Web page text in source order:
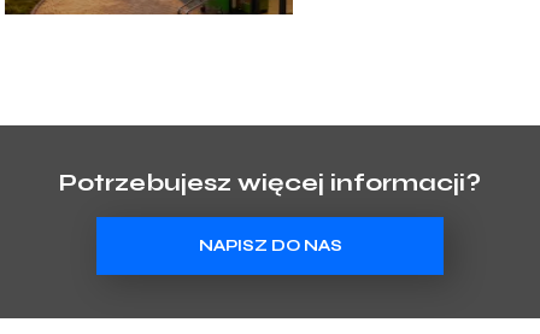
Potrzebujesz więcej informacji?
NAPISZ DO NAS